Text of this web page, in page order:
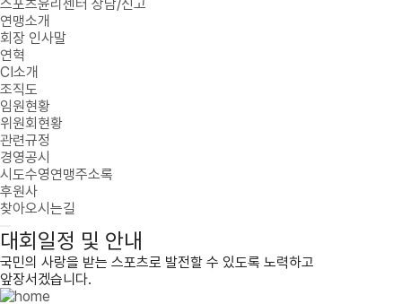
스포츠윤리센터 상담/신고
연맹소개
회장 인사말
연혁
CI소개
조직도
임원현황
위원회현황
관련규정
경영공시
시도수영연맹주소록
후원사
찾아오시는길
대회일정 및 안내
국민의 사랑을 받는 스포츠로 발전할 수 있도록 노력하고
앞장서겠습니다.